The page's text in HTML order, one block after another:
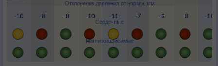
Отклонение давления от нормы, мм
Сердечные
Магнитозависимые
-10 -8 -8 -10 -11 -7 -6 -8 -10